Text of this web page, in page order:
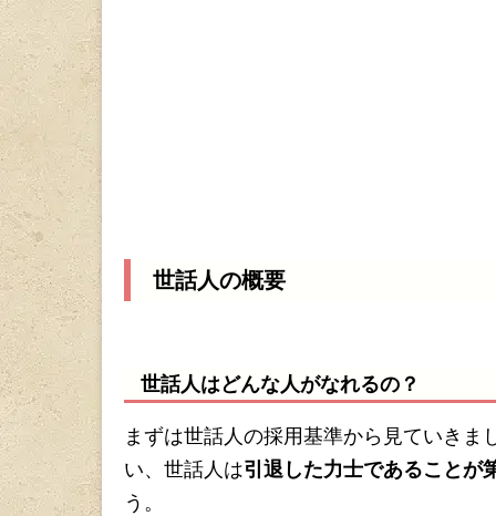
世話人の概要
世話人はどんな人がなれるの？
まずは世話人の採用基準から見ていき
い、世話人は引退した力士であることが
う。